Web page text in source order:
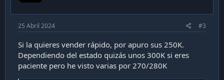
25 Abril 2024 #3
Si la quieres vender rápido, por apuro sus 250K.
Dependiendo del estado quizás unos 300K si eres
paciente pero he visto varias por 270/280K